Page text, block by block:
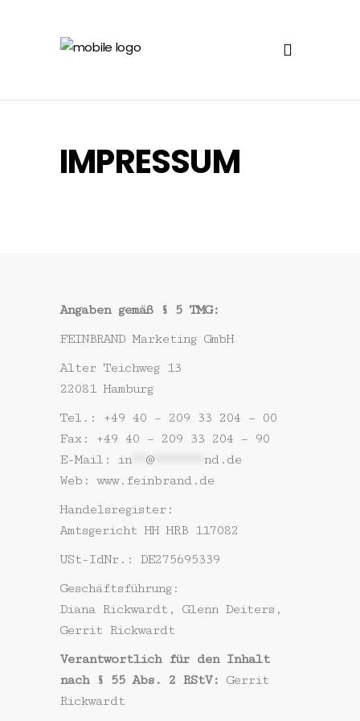
IMPRESSUM
Angaben gemäß § 5 TMG:
FEINBRAND Marketing GmbH
Alter Teichweg 13
22081 Hamburg
Tel.: +49 40 – 209 33 204 – 00
Fax: +49 40 – 209 33 204 – 90
E-Mail: in** @******* nd.de
Web: www.feinbrand.de
Handelsregister:
Amtsgericht HH HRB 117082
USt-IdNr.: DE275695339
Geschäftsführung:
Diana Rickwardt, Glenn Deiters,
Gerrit Rickwardt
Verantwortlich für den Inhalt
nach § 55 Abs. 2 RStV: Gerrit
Rickwardt